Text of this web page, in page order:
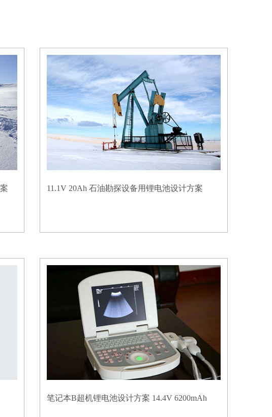
11.1V 20Ah 石油勘探设备用锂电池设计方案
笔记本B超机锂电池设计方案 14.4V 6200mAh